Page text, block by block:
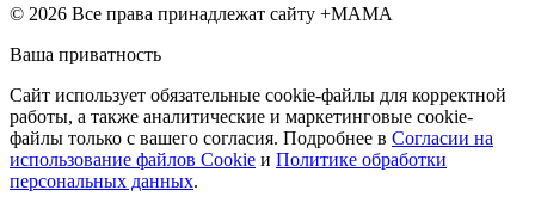
© 2026 Все права принадлежат сайту +МАМА
Ваша приватность
Сайт использует обязательные cookie-файлы для корректной
работы, а также аналитические и маркетинговые cookie-
файлы только с вашего согласия. Подробнее в Согласии на
использование файлов Cookie и Политике обработки
персональных данных.